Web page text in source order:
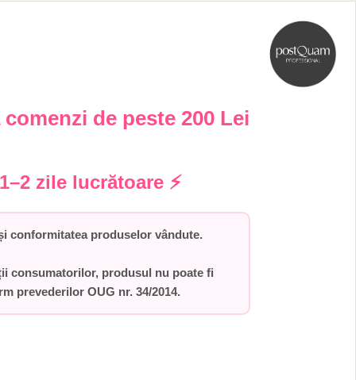
de peste 200 Lei
zile lucrătoare⚡
conformitatea produselor vândute.
consumatorilor, produsul nu poate fi
prevederilor OUG nr. 34/2014.